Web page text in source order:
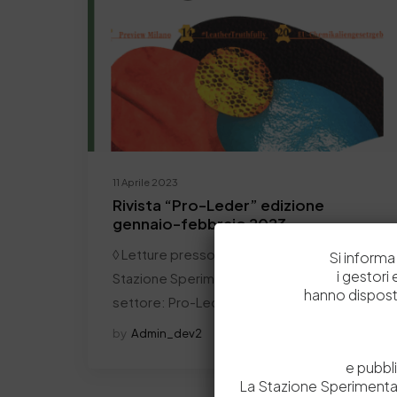
11 Aprile 2023
Rivista “Pro-Leder” edizione
gennaio-febbraio 2023
◊ Letture presso la Biblioteca della
Stazione Sperimentale Pelli ◊ Rivista di
settore: Pro-Leder …
by Admin_dev2
Si
i gestori
hanno
e
La Stazione